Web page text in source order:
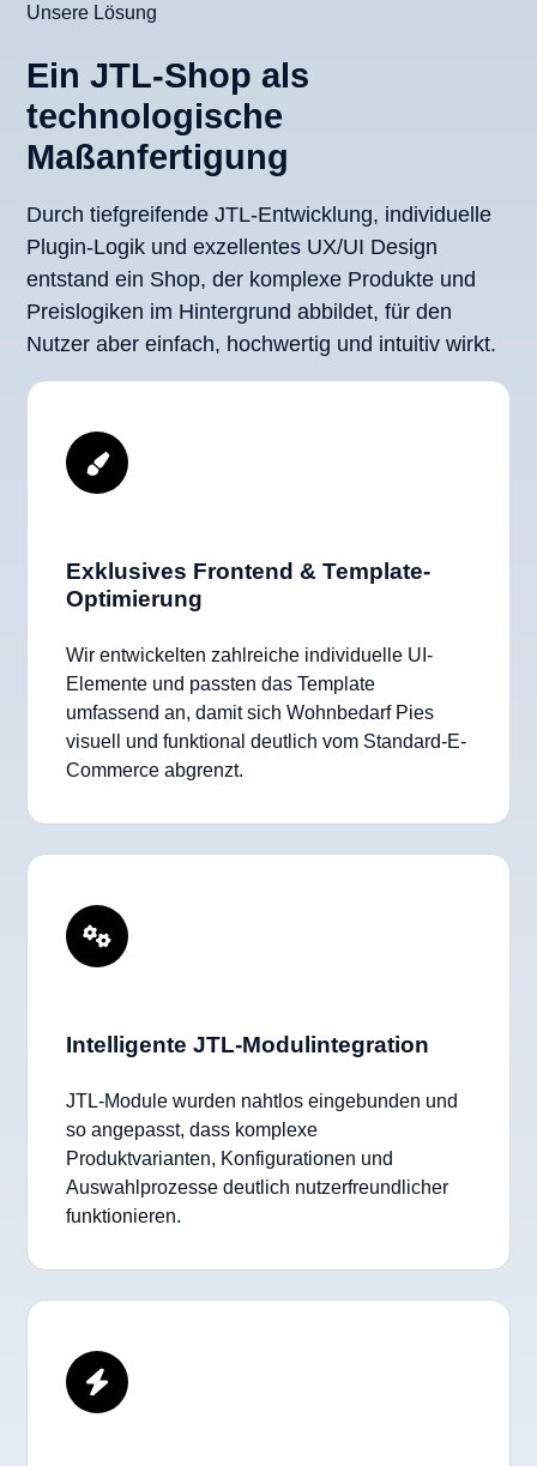
Unsere Lösung
Ein JTL-Shop als
technologische
Maßanfertigung
Durch tiefgreifende JTL-Entwicklung, individuelle
Plugin-Logik und exzellentes UX/UI Design
entstand ein Shop, der komplexe Produkte und
Preislogiken im Hintergrund abbildet, für den
Nutzer aber einfach, hochwertig und intuitiv wirkt.
Exklusives Frontend & Template-
Optimierung
Wir entwickelten zahlreiche individuelle UI-
Elemente und passten das Template
umfassend an, damit sich Wohnbedarf Pies
visuell und funktional deutlich vom Standard-E-
Commerce abgrenzt.
Intelligente JTL-Modulintegration
JTL-Module wurden nahtlos eingebunden und
so angepasst, dass komplexe
Produktvarianten, Konfigurationen und
Auswahlprozesse deutlich nutzerfreundlicher
funktionieren.